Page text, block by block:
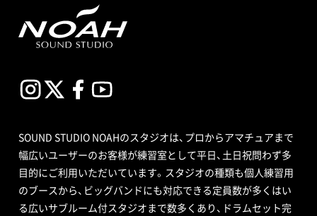
SOUND STUDIO NOAHのスタジオは、プロからアマチュアまで
幅広いユーザーのお客様が練習室として平日、土日祝問わず多
目的にご利用いただいています。スタジオの種類も個人練習用
のブースから、ビッグバンドにも対応できる定員数が多くはい
る広いサブルーム付スタジオまで数多くあり、ドラムセット完